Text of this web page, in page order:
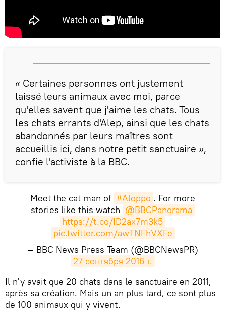
« Certaines personnes ont justement
laissé leurs animaux avec moi, parce
qu'elles savent que j'aime les chats. Tous
les chats errants d'Alep, ainsi que les chats
abandonnés par leurs maîtres sont
accueillis ici, dans notre petit sanctuaire »,
confie l'activiste à la BBC.
Meet the cat man of #Aleppo . For more
stories like this watch @BBCPanorama
https://t.co/ID2ax7m3k5
pic.twitter.com/awTNFhVXFe
— BBC News Press Team (@BBCNewsPR)
27 сентября 2016 г.
​Il n'y avait que 20 chats dans le sanctuaire en 2011,
après sa création. Mais un an plus tard, ce sont plus
de 100 animaux qui y vivent.